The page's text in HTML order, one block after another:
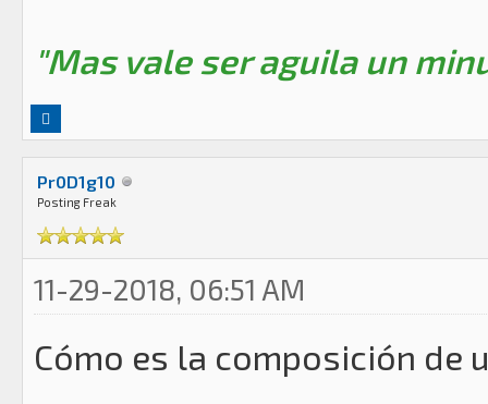
"Mas vale ser aguila un
Pr0D1g10
Posting Freak
11-29-2018, 06:51 AM
Cómo es la composición de